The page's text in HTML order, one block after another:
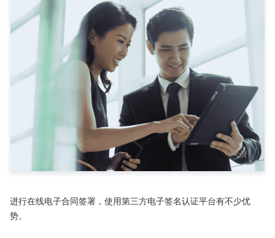
进行在线电子合同签署，使用第三方电子签名认证平台有不少优
势。